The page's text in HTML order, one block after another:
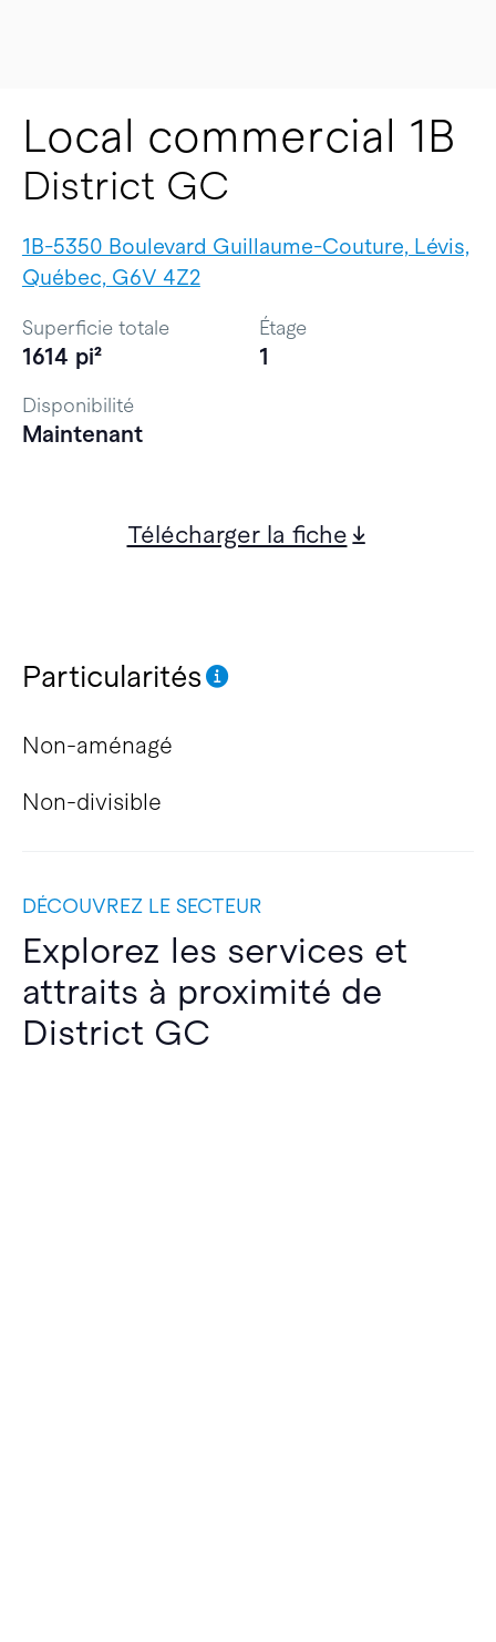
Local commercial 1B
District GC
1B-5350 Boulevard Guillaume-Couture, Lévis,
Québec, G6V 4Z2
Particularités
Non-aménagé
Non-divisible
Superficie totale
1614 pi²
Étage
1
Disponibilité
Maintenant
Télécharger la fiche
DÉCOUVREZ LE SECTEUR
Explorez les services et
attraits à proximité de
District GC